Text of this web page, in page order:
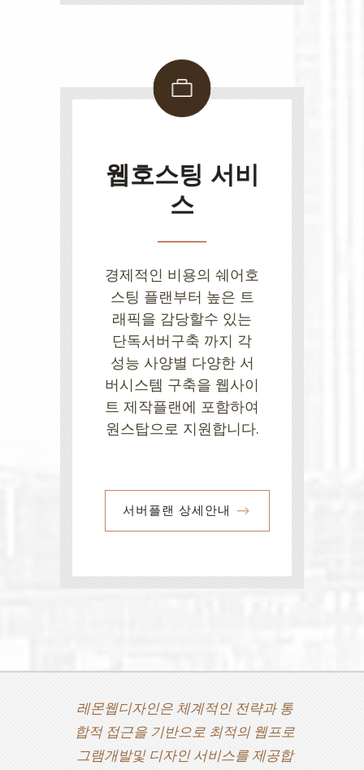
웹호스팅 서비
스
경제적인 비용의 쉐어호
스팅 플랜부터 높은 트
래픽을 감당할수 있는
단독서버구축 까지 각
성능 사양별 다양한 서
버시스템 구축을 웹사이
트 제작플랜에 포함하여
원스탑으로 지원합니다.
서버플랜 상세안내
레몬웹디자인은 체계적인 전략과 통
합적 접근을 기반으로 최적의 웹프로
그램개발및 디자인 서비스를 제공합